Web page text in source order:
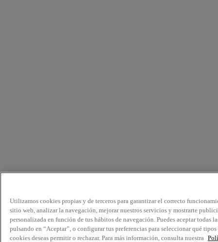
Utilizamos cookies propias y de terceros para garantizar el correcto
sitio web, analizar la navegación, mejorar nuestros servicios y mostrarte
personalizada en función de tus hábitos de navegación. Puedes aceptar todas
pulsando en “Aceptar”, o configurar tus preferencias para seleccionar qué tipos
cookies deseas permitir o rechazar. Para más información, consulta nuestra